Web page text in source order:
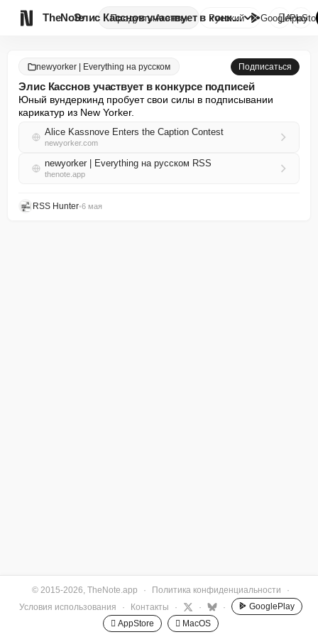
TheNote ПродуктыАгенты Элис Касснов участвует в конку...
Русский GooglePlay

newyorker | Everything на русском Подписаться
Элис Касснов участвует в конкурсе подписей
Юный вундеркинд пробует свои силы в подписывании
карикатур из New Yorker.
Alice Kassnove Enters the Caption Contest
newyorker.com
newyorker | Everything на русском RSS
thenote.app
RSS Hunter•6 мая
© 2015-2026, TheNote.app · Политика конфиденциальности
·
Условия использования
· Контакты · · ·
GooglePlay
 AppStore
 MacOS